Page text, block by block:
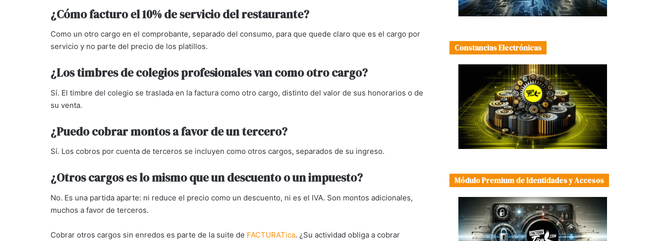
¿Cómo facturo el 10% de servicio del restaurante?
Como un otro cargo en el comprobante, separado del consumo, para que quede claro que es el cargo por
servicio y no parte del precio de los platillos.
¿Los timbres de colegios profesionales van como otro cargo?
Sí. El timbre del colegio se traslada en la factura como otro cargo, distinto del valor de sus honorarios o de
su venta.
¿Puedo cobrar montos a favor de un tercero?
Sí. Los cobros por cuenta de terceros se incluyen como otros cargos, separados de su ingreso.
¿Otros cargos es lo mismo que un descuento o un impuesto?
No. Es una partida aparte: ni reduce el precio como un descuento, ni es el IVA. Son montos adicionales,
muchos a favor de terceros.
Cobrar otros cargos sin enredos es parte de la suite de FACTURATica. ¿Su actividad obliga a cobrar
Constancias Electrónicas
Módulo Premium de Identidades y Accesos